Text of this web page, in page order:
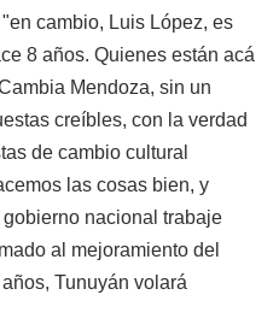
cambio, Luis López, es
8 años. Quienes están acá
Mendoza, sin un
creíbles, con la verdad
de cambio cultural
las cosas bien, y
nacional trabaje
al mejoramiento del
Tunuyán volará